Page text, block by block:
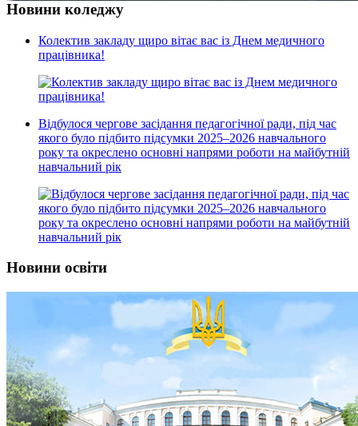
Новини коледжу
Колектив закладу щиро вітає вас із Днем медичного
працівника!
Відбулося чергове засідання педагогічної ради, під час
якого було підбито підсумки 2025–2026 навчального
року та окреслено основні напрями роботи на майбутній
навчальний рік
Новини освіти